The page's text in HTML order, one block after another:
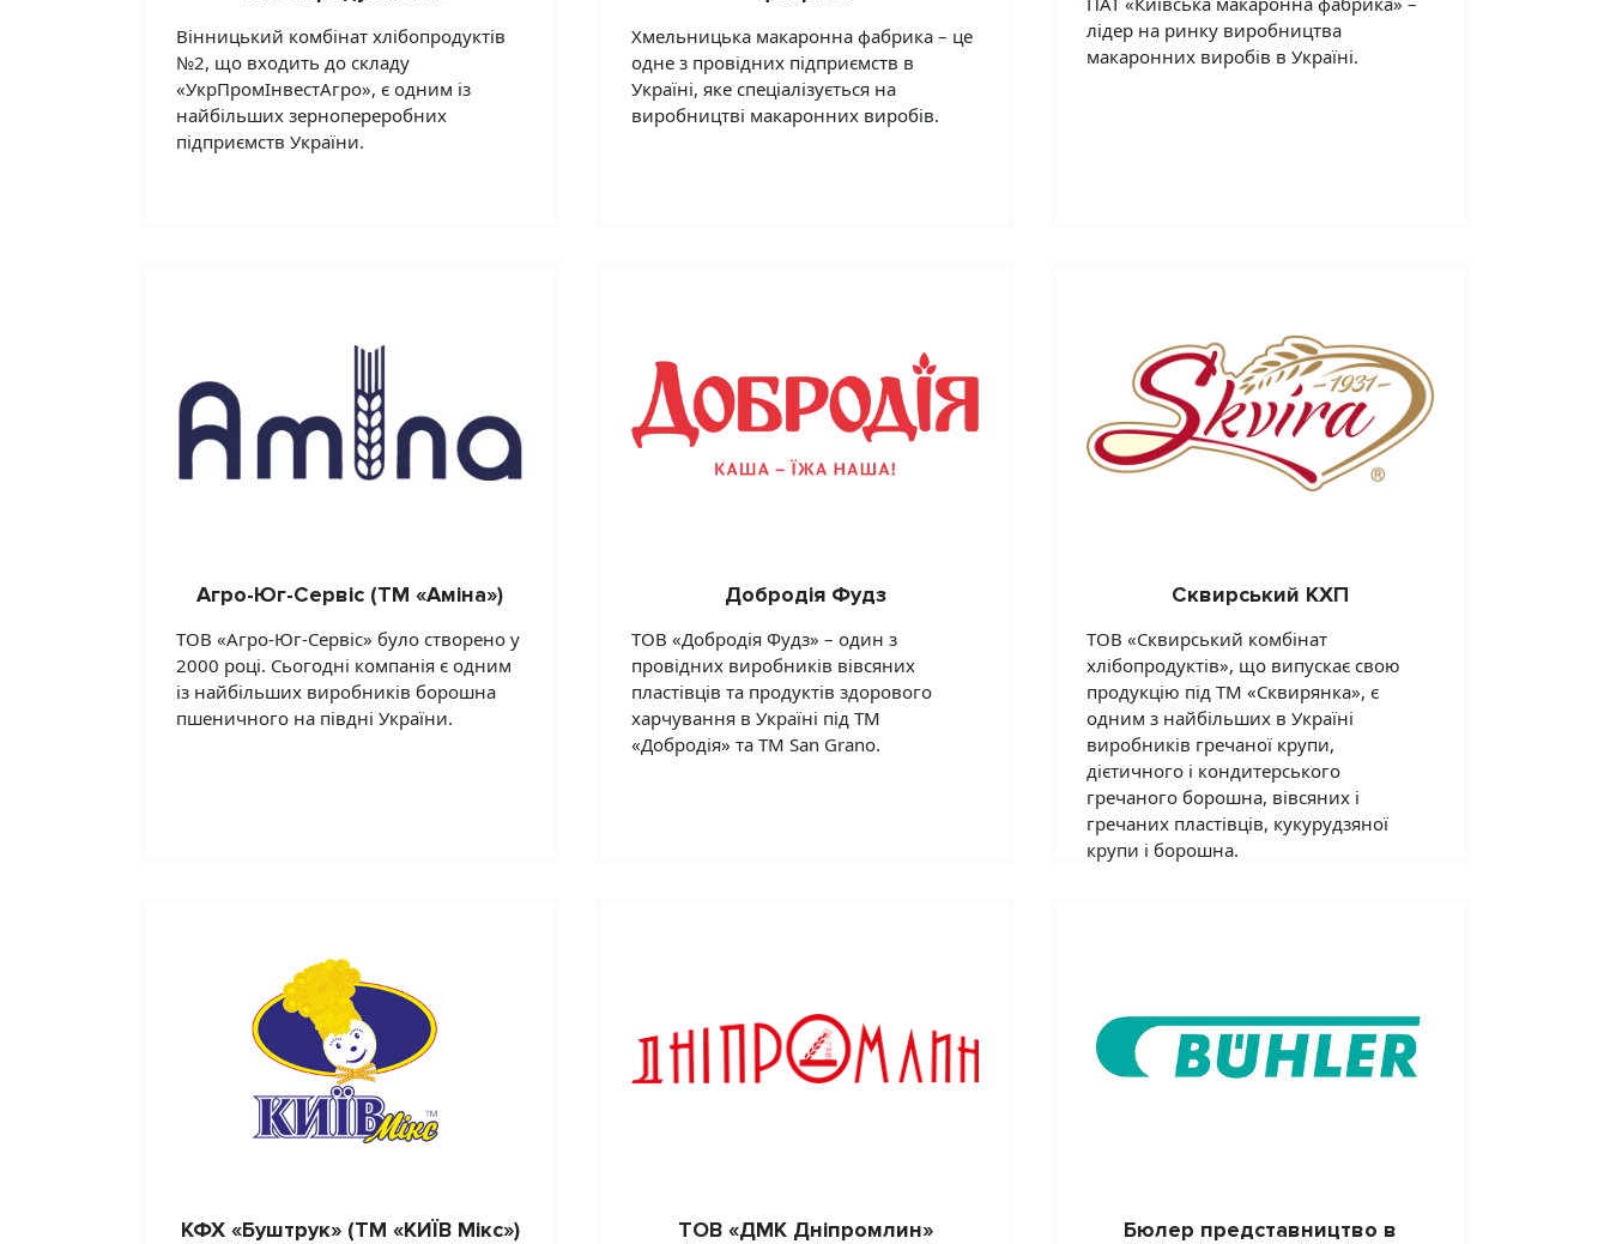
Вінницький комбінат хлібопродуктів
№2, що входить до складу
«УкрПромІнвестАгро», є одним із
найбільших зернопереробних
підприємств України.
Хмельницька макаронна фабрика – це
одне з провідних підприємств в
Україні, яке спеціалізується на
виробництві макаронних виробів.
лідер на ринку виробництва
макаронних виробів в Україні.
Агро-Юг-Сервіс (ТМ «Аміна»)
ТОВ «Агро-Юг-Сервіс» було створено у
2000 році. Сьогодні компанія є одним
із найбільших виробників борошна
пшеничного на півдні України.
Добродія Фудз
ТОВ «Добродія Фудз» – один з
провідних виробників вівсяних
пластівців та продуктів здорового
харчування в Україні під ТМ
«Добродія» та ТМ San Grano.
Сквирський КХП
ТОВ «Сквирський комбінат
хлібопродуктів», що випускає свою
продукцію під ТМ «Сквирянка», є
одним з найбільших в Україні
виробників гречаної крупи,
дієтичного і кондитерського
гречаного борошна, вівсяних і
гречаних пластівців, кукурудзяної
крупи і борошна.
КФХ «Буштрук» (ТМ «КИЇВ Мікс») ТОВ «ДМК Дніпромлин»
Бюлер представництво в